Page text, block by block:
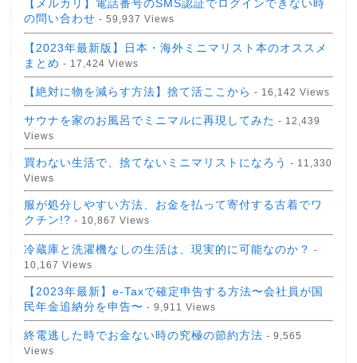
【メルカリ】電話番号のSMS認証でログインできない時
の問い合わせ - 59,937 Views
【2023年最新版】日本・海外ミニマリスト本のオススメ
まとめ - 17,424 Views
【絶対に物を減らす方法】捨て活ここから - 16,142 Views
サウナを家のお風呂でミニマルに再現してみた - 12,439
Views
買わない生活で、捨てないミニマリストになろう - 11,330
Views
服が処分しやすい方法、お金を払って寄付する古着でワ
クチン!? - 10,867 Views
冷蔵庫と洗濯機なしの生活は、現実的に可能なのか？ -
10,167 Views
【2023年最新】e-Taxで確定申告する方法〜会社員が国
民年金追納分を申告〜 - 9,911 Views
終電逃した時でお金ない時の究極の節約方法 - 9,565
Views